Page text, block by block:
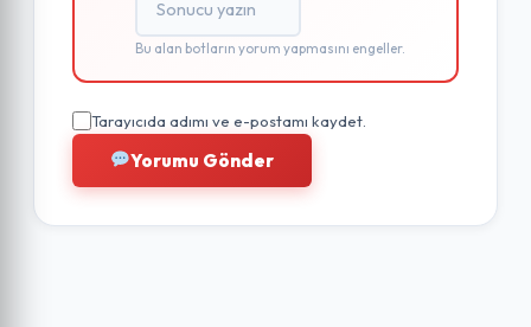
Bu alan botların yorum yapmasını engeller.
Tarayıcıda adımı ve e-postamı kaydet.
Yorumu Gönder